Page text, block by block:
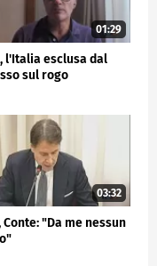
01:29
l'Italia esclusa dal
sul rogo
03:32
Conte: "Da me nessun